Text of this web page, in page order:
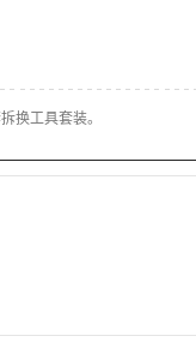
换工具套装。